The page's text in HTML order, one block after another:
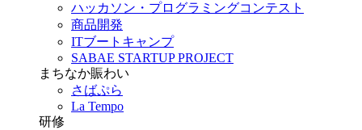
ハッカソン・プログラミングコンテスト
商品開発
ITブートキャンプ
SABAE STARTUP PROJECT
まちなか賑わい
さばぷら
La Tempo
研修